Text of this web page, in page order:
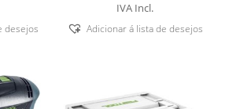
45,88 €
through
desejos
IVA Incl.
Adicionar á lista de desejos